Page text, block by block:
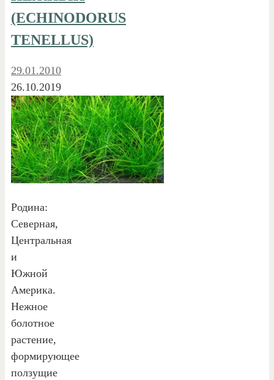
(ECHINODORUS
TENELLUS)
29.01.2010
26.10.2019
Родина:
Северная,
Центральная
и
Южной
Америка.
Нежное
болотное
растение,
формирующее
ползущие